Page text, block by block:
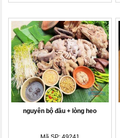
nguyên bộ đầu + lòng heo